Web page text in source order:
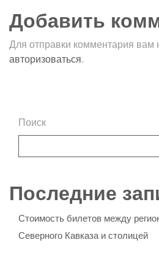
Добавить
Для отправки комментария вам
авторизоваться.
Поиск
Последние
Стоимость билетов между
Северного Кавказа и столицей